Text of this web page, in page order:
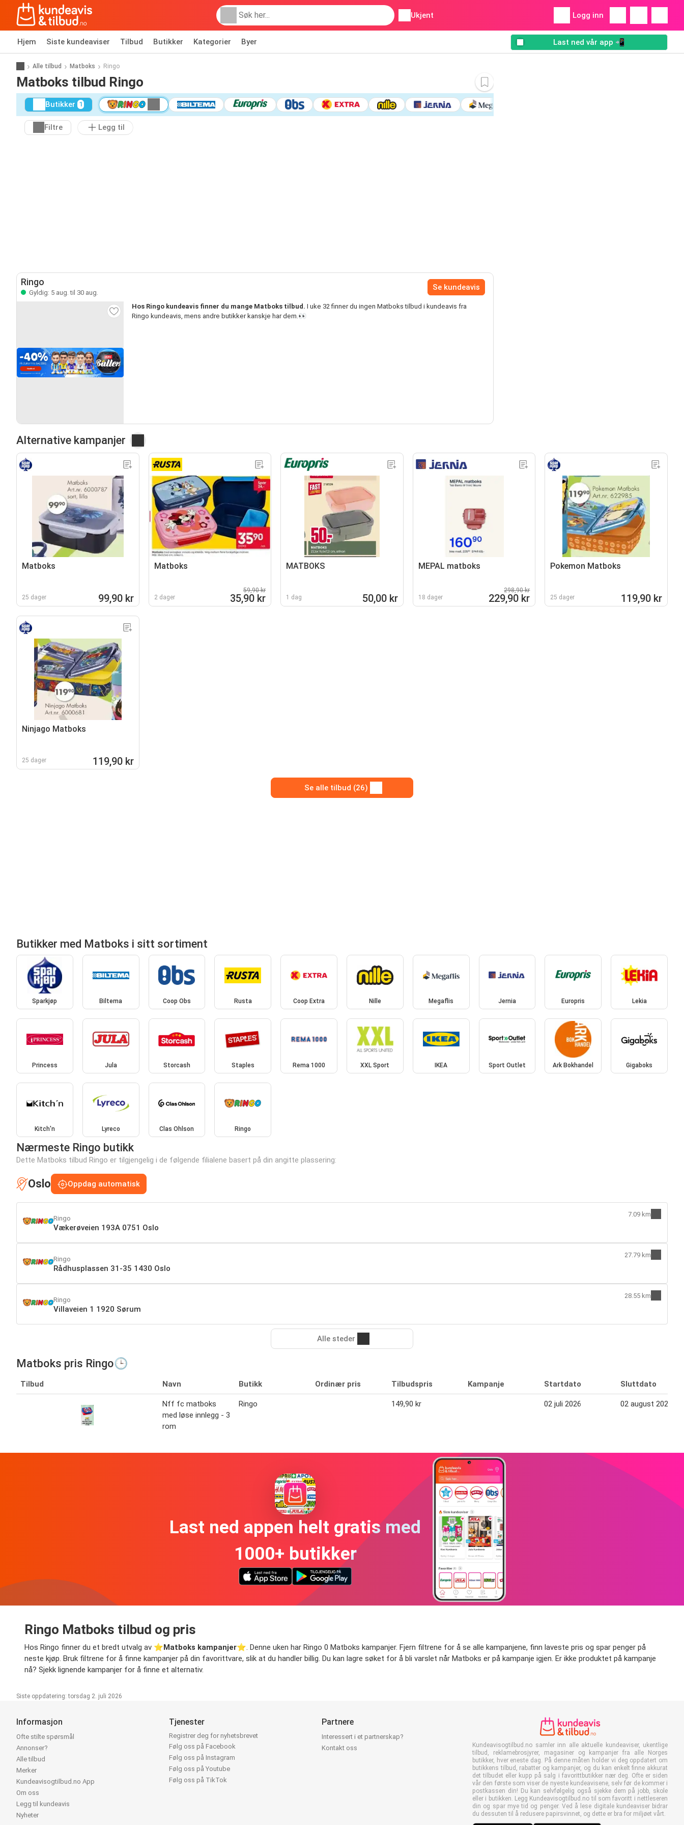
Ukjent Logg inn
Hjem Siste kundeaviser Tilbud Butikker Kategorier Byer Last ned vår app 📲
Alle tilbud Matboks Ringo
Matboks tilbud Ringo
Butikker 1
Filtre Legg til
Ringo
Gyldig: 5 aug. til 30 aug.
Se kundeavis
Hos Ringo kundeavis finner du mange Matboks tilbud. I uke 32 finner du ingen Matboks tilbud i kundeavis fra
Ringo kundeavis, mens andre butikker kanskje har dem.👀
Alternative kampanjer
Matboks
25 dager 99,90 kr
Matboks
2 dager
59,90 kr
35,90 kr
MATBOKS
1 dag 50,00 kr
MEPAL matboks
18 dager
298,90 kr
229,90 kr
Pokemon Matboks
25 dager 119,90 kr
Ninjago Matboks
25 dager 119,90 kr
Se alle tilbud (26)
Butikker med Matboks i sitt sortiment
Sparkjøp Biltema Coop Obs Rusta Coop Extra Nille Megaflis Jernia Europris Lekia
Princess Jula Storcash Staples Rema 1000 XXL Sport IKEA Sport Outlet Ark Bokhandel Gigaboks
Kitch'n Lyreco Clas Ohlson Ringo
Nærmeste Ringo butikk
Dette Matboks tilbud Ringo er tilgjengelig i de følgende filialene basert på din angitte plassering:
Oslo Oppdag automatisk
Ringo
Vækerøveien 193A 0751 Oslo
7.09 km
Ringo
Rådhusplassen 31-35 1430 Oslo
27.79 km
Ringo
Villaveien 1 1920 Sørum
28.55 km
Alle steder
Matboks pris Ringo🕒
Tilbud Navn Butikk Ordinær pris Tilbudspris Kampanje Startdato Sluttdato
Nff fc matboks
med løse innlegg - 3
rom
Ringo 149,90 kr 02 juli 2026 02 august 2026
Last ned appen helt gratis med
1000+ butikker
Ringo Matboks tilbud og pris
Hos Ringo finner du et bredt utvalg av ⭐️Matboks kampanjer⭐️. Denne uken har Ringo 0 Matboks kampanjer. Fjern filtrene for å se alle kampanjene, finn laveste pris og spar penger på
neste kjøp. Bruk filtrene for å finne kampanjer på din favorittvare, slik at du handler billig. Du kan lagre søket for å bli varslet når Matboks er på kampanje igjen. Er ikke produktet på kampanje
nå? Sjekk lignende kampanjer for å finne et alternativ.
Siste oppdatering: torsdag 2. juli 2026
Informasjon
Ofte stilte spørsmål
Annonser?
Alle tilbud
Merker
Kundeavisogtilbud.no App
Om oss
Legg til kundeavis
Nyheter
Tjenester
Registrer deg for nyhetsbrevet
Følg oss på Facebook
Følg oss på Instagram
Følg oss på Youtube
Følg oss på TikTok
Partnere
Interessert i et partnerskap?
Kontakt oss
Kundeavisogtilbud.no samler inn alle aktuelle kundeaviser, ukentlige
tilbud, reklamebrosjyrer, magasiner og kampanjer fra alle Norges
butikker, hver eneste dag. På denne måten holder vi deg oppdatert om
butikkens tilbud, rabatter og kampanjer, og du kan enkelt finne akkurat
det tilbudet eller kupp på salg i favorittbutikker nær deg. Ofte er siden
vår den første som viser de nyeste kundeavisene, selv før de kommer i
postkassen din! Du kan selvfølgelig også sjekke dem på jobb, skole
eller i butikken. Legg Kundeavisogtilbud.no til som favoritt i nettleseren
din og spar mye tid og penger. Ved å lese digitale kundeaviser bidrar
du dessuten til å redusere papirsvinnet, og dette er bra for miljøet vårt.